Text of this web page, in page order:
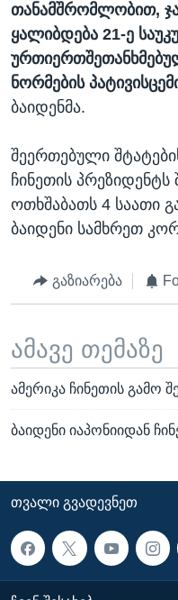
თანამშრომლობით,
ყალიბდება 21-ე
ნორმების
ბაიდენმა.
შეერთებული
ჩინეთის
ოთხშაბათს 4 საათი
ბაიდენი სამხრეთ
გაზიარება
ამავე თემაზე
ამერიკა ჩინეთის გამო
ბაიდენი იაპონიიდან
ᲗᲕᲐᲚᲘ ᲒᲕᲐᲓᲔᲕᲜᲔᲗ